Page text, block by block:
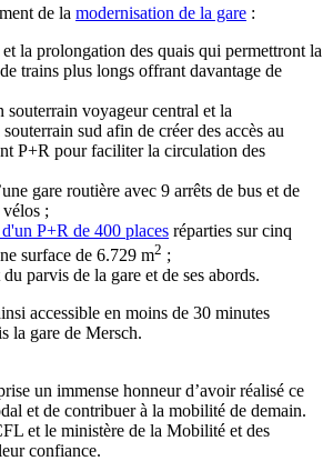
de la modernisation de la gare :
et la prolongation des quais qui permettront la
trains plus longs offrant davantage de
souterrain voyageur central et la
sud afin de créer des accès au
P+R pour faciliter la circulation des
gare routière avec 9 arrêts de bus et de
;
P+R de 400 places réparties sur cinq
surface de 6.729 m2 ;
parvis de la gare et de ses abords.
accessible en moins de 30 minutes
la gare de Mersch.
un immense honneur d’avoir réalisé ce
et de contribuer à la mobilité de demain.
et le ministère de la Mobilité et des
confiance.